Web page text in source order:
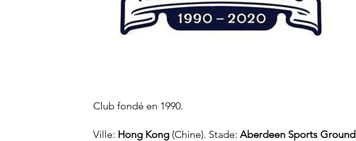
Club fondé en 1990.
Ville: Hong Kong (Chine). Stade: Aberdeen Sports Ground